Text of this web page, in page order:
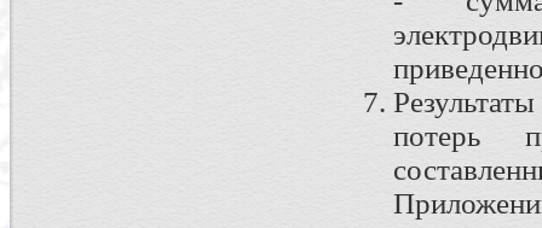
потерь